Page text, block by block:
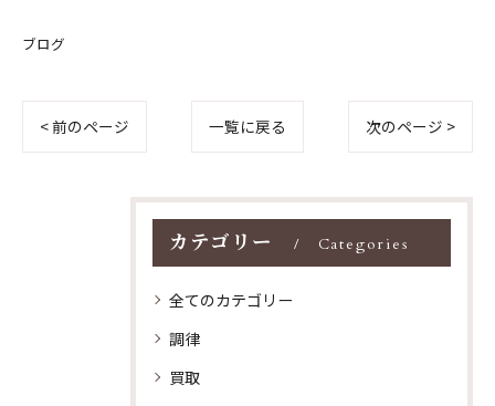
ブログ
< 前のページ 一覧に戻る 次のページ >
カテゴリー Categories
全てのカテゴリー
調律
買取